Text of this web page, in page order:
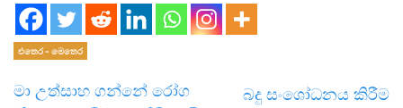
එතෙර - මෙතෙර
මා උත්සාහ ගන්නේ රෝග
බදු සංශෝධනය කිරීම